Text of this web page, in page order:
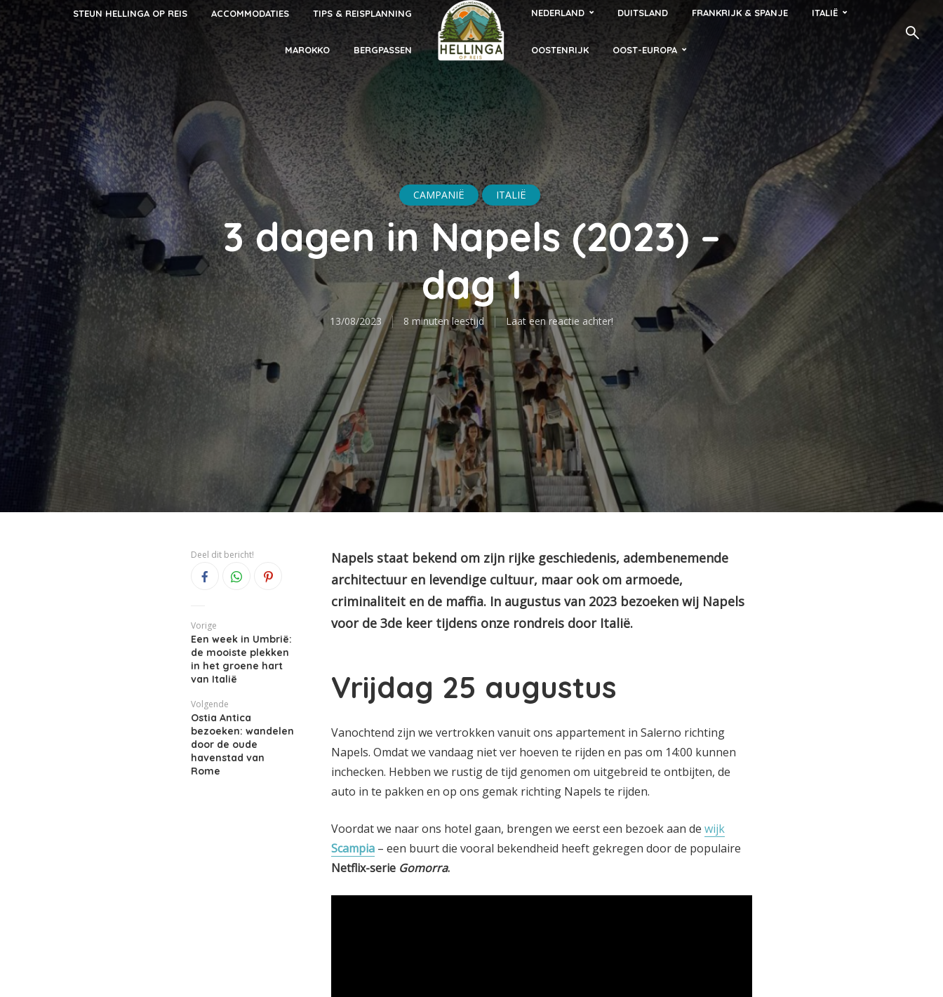
STEUN HELLINGA OP REIS ACCOMMODATIES TIPS & REISPLANNING
MAROKKO BERGPASSEN
NEDERLAND DUITSLAND FRANKRIJK & SPANJE ITALIË
OOSTENRIJK OOST-EUROPA
CAMPANIË ITALIË
3 dagen in Napels (2023) –
dag 1
13/08/2023 8 minuten leestijd Laat een reactie achter!
Deel dit bericht!
Vorige
Een week in Umbrië:
de mooiste plekken
in het groene hart
van Italië
Volgende
Ostia Antica
bezoeken: wandelen
door de oude
havenstad van
Rome
Napels staat bekend om zijn rijke geschiedenis, adembenemende
architectuur en levendige cultuur, maar ook om armoede,
criminaliteit en de maffia. In augustus van 2023 bezoeken wij Napels
voor de 3de keer tijdens onze rondreis door Italië.
Vrijdag 25 augustus
Vanochtend zijn we vertrokken vanuit ons appartement in Salerno richting
Napels. Omdat we vandaag niet ver hoeven te rijden en pas om 14:00 kunnen
inchecken. Hebben we rustig de tijd genomen om uitgebreid te ontbijten, de
auto in te pakken en op ons gemak richting Napels te rijden.
Voordat we naar ons hotel gaan, brengen we eerst een bezoek aan de wijk
Scampia – een buurt die vooral bekendheid heeft gekregen door de populaire
Netflix-serie Gomorra.